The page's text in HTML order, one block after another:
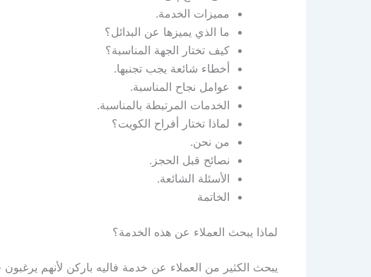
مميزات الخدمة.
ما الذي يميزها عن البدائل؟
كيف تختار الجهة المناسبة؟
أخطاء شائعة يجب تجنبها.
عوامل نجاح المناسبة.
الخدمات المرتبطة بالمناسبة.
لماذا تختار أفراح الكويت؟
من نحن.
نصائح قبل الحجز.
الأسئلة الشائعة.
الخاتمة
لماذا يبحث العملاء عن هذه الخدمة؟
يبحث الكثير من العملاء عن خدمة فاليه باركن لأنهم